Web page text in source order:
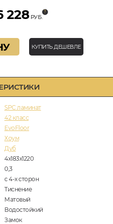
SPC ламинат
42 класс
EvoFloor
Хоум
Дуб
4х183х1220
0,3
с 4-х сторон
Тиснение
Матовый
Водостойкий
Замок
228 РУБ.
КУПИТЬ ДЕШЕВЛЕ